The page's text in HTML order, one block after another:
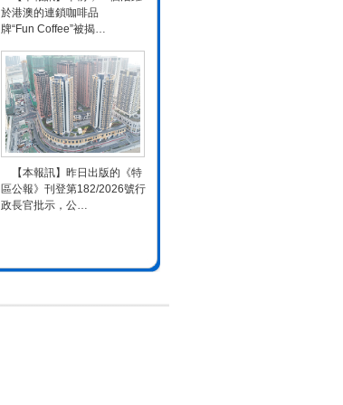
於港澳的連鎖咖啡品
牌“Fun Coffee”被揭…
【本報訊】昨日出版的《特
區公報》刊登第182/2026號行
政長官批示，公…